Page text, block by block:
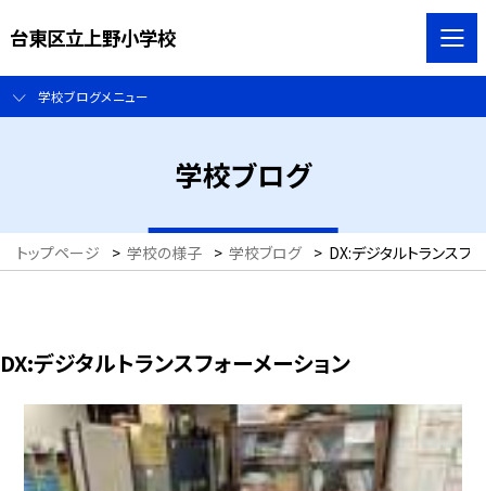
台東区立上野小学校
学校ブログメニュー
学校ブログ
トップページ > 学校の様子 > 学校ブログ > DX:デジタルトランスフ
DX:デジタルトランスフォーメーション